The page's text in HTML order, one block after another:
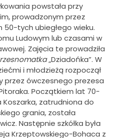
powstała przy
prowadzonym przez
50-tych ubiegłego wieku.
Ludowym lub czasami w
Zajęcia te prowadziła
„Dziadońka”. W
i młodzieżą rozpoczął
przez ówczesnego prezesa
Początkiem lat 70-
zatrudniona do
grania, została
Następnie szkółka była
Krzeptowskiego-Bohaca z